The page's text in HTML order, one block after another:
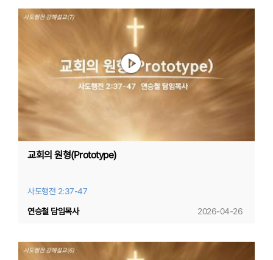
교회의 원형(Prototype)
사도행전 2:37-47
2026-04-26
연승철 담임목사